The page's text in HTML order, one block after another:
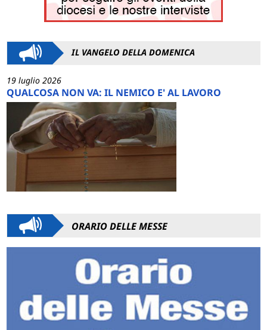
IL VANGELO DELLA DOMENICA
19 luglio 2026
QUALCOSA NON VA: IL NEMICO E' AL LAVORO
ORARIO DELLE MESSE